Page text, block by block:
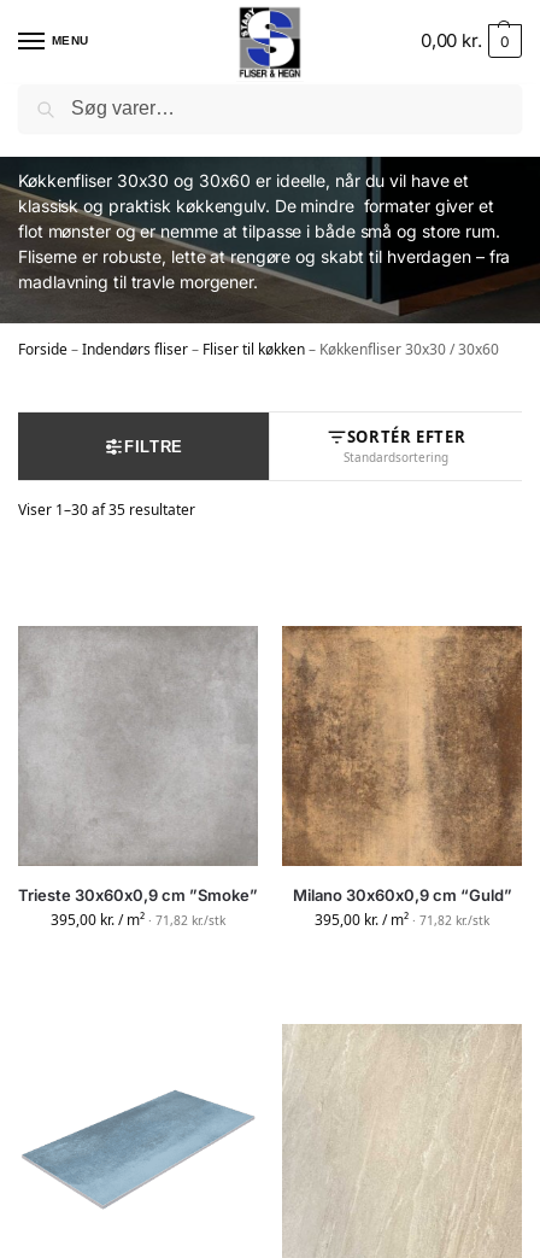
MENU 0,00 kr. 0
Køkkenfliser 30x30 og 30x60 er ideelle, når du vil have et
klassisk og praktisk køkkengulv. De mindre formater giver et
flot mønster og er nemme at tilpasse i både små og store rum.
Fliserne er robuste, lette at rengøre og skabt til hverdagen – fra
madlavning til travle morgener.
Forside–Indendørs fliser– Fliser til køkken– Køkkenfliser 30x30 / 30x60
FILTRE SORTÉR EFTER
Standardsortering
Viser 1–30 af 35 resultater
Trieste 30x60x0,9 cm ”Smoke”
395,00 kr./ m² · 71,82 kr./stk
Milano 30x60x0,9 cm “Guld”
395,00 kr./ m² · 71,82 kr./stk